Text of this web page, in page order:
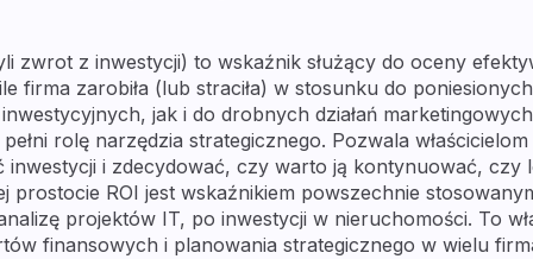
zwrot z inwestycji) to wskaźnik służący do oceny
firma zarobiła (lub straciła) w stosunku do
jak i do drobnych działań
rolę narzędzia strategicznego. Pozwala
inwestycji i zdecydować, czy warto ją kontynuować, czy
prostocie ROI jest wskaźnikiem powszechnie
projektów IT, po inwestycji w nieruchomości. To
finansowych i planowania strategicznego w wielu